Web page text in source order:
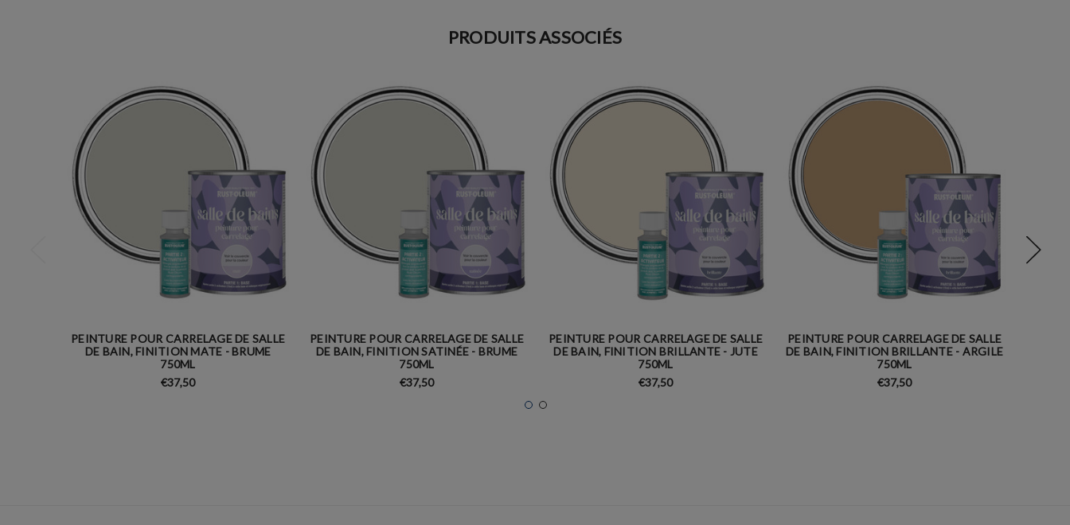
PRODUITS ASSOCIÉS
PEINTURE POUR CARRELAGE DE SALLE
DE BAIN, FINITION MATE - BRUME
750ML
€37,50
PEINTURE POUR CARRELAGE DE SALLE
DE BAIN, FINITION SATINÉE - BRUME
750ML
€37,50
PEINTURE POUR CARRELAGE DE SALLE
DE BAIN, FINITION BRILLANTE - JUTE
750ML
€37,50
PEINTURE POUR CARRELAGE DE SALLE
DE BAIN, FINITION BRILLANTE - ARGILE
750ML
€37,50